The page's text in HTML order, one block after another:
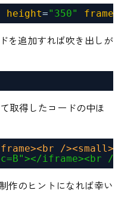
height="350"
を追加すれば吹き出しが
取得したコードの中ほ
/><small>
iframe><br /
作のヒントになれば幸い